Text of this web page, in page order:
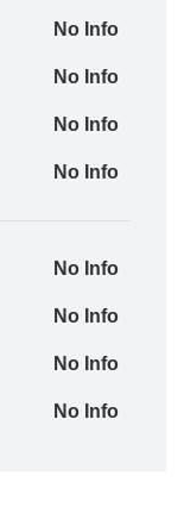
No Info
No Info
No Info
No Info
No Info
No Info
No Info
No Info